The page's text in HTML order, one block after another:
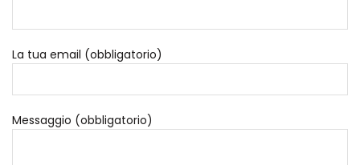
La tua email (obbligatorio)
Messaggio (obbligatorio)